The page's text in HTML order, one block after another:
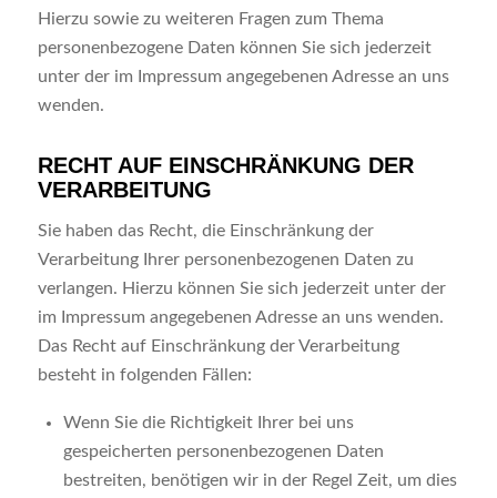
Hierzu sowie zu weiteren Fragen zum Thema
personenbezogene Daten können Sie sich jederzeit
unter der im Impressum angegebenen Adresse an uns
wenden.
RECHT AUF EINSCHRÄNKUNG DER
VERARBEITUNG
Sie haben das Recht, die Einschränkung der
Verarbeitung Ihrer personenbezogenen Daten zu
verlangen. Hierzu können Sie sich jederzeit unter der
im Impressum angegebenen Adresse an uns wenden.
Das Recht auf Einschränkung der Verarbeitung
besteht in folgenden Fällen:
Wenn Sie die Richtigkeit Ihrer bei uns
gespeicherten personenbezogenen Daten
bestreiten, benötigen wir in der Regel Zeit, um dies